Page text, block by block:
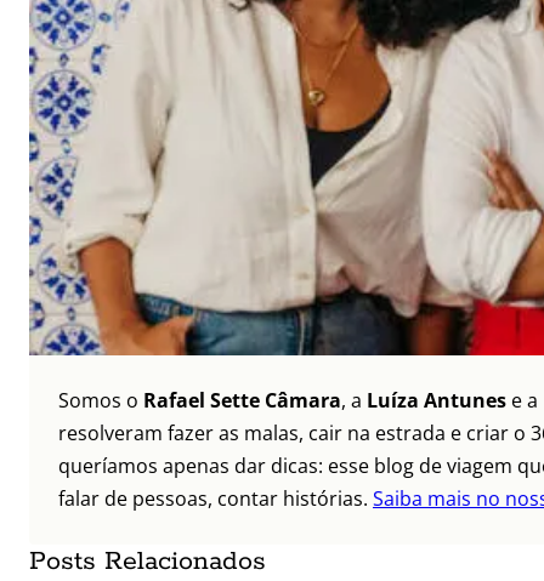
Somos o Rafael Sette Câmara, a Luíza Antunes e a
resolveram fazer as malas, cair na estrada e criar o
queríamos apenas dar dicas: esse blog de viagem
falar de pessoas, contar histórias. Saiba mais no
Posts Relacionados